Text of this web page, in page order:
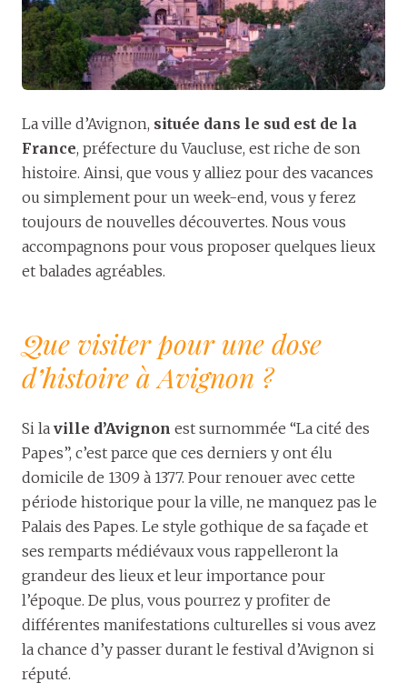
La ville d’Avignon, située dans le sud est de la
France, préfecture du Vaucluse, est riche de son
histoire. Ainsi, que vous y alliez pour des vacances
ou simplement pour un week-end, vous y ferez
toujours de nouvelles découvertes. Nous vous
accompagnons pour vous proposer quelques lieux
et balades agréables.
Que visiter pour une dose
d’histoire à Avignon ?
Si la ville d’Avignon est surnommée “La cité des
Papes”, c’est parce que ces derniers y ont élu
domicile de 1309 à 1377. Pour renouer avec cette
période historique pour la ville, ne manquez pas le
Palais des Papes. Le style gothique de sa façade et
ses remparts médiévaux vous rappelleront la
grandeur des lieux et leur importance pour
l’époque. De plus, vous pourrez y profiter de
différentes manifestations culturelles si vous avez
la chance d’y passer durant le festival d’Avignon si
réputé.